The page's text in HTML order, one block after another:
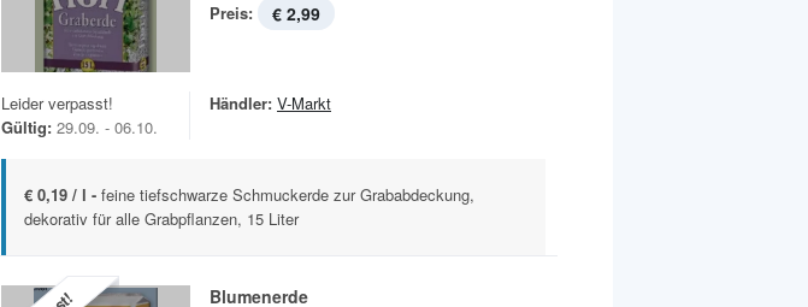
Preis: € 2,99
Leider verpasst!
Gültig: 29.09. - 06.10.
Händler: V-Markt
€ 0,19 / l - feine tiefschwarze Schmuckerde zur Grababdeckung,
dekorativ für alle Grabpflanzen, 15 Liter
Blumenerde